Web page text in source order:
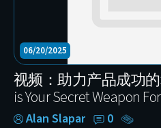
06/20/2025
视频：助力产品成功的
is Your Secret Weapon
Alan Slapar 0